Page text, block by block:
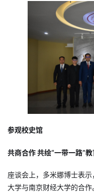
参观校史馆
共商合作 共绘“一带一路”
座谈会上，多米娜博士表
大学与南京财经大学的合